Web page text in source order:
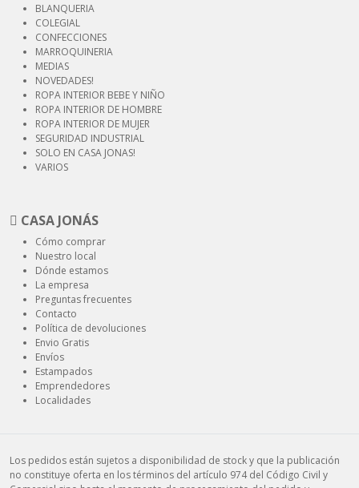
BLANQUERIA
COLEGIAL
CONFECCIONES
MARROQUINERIA
MEDIAS
NOVEDADES!
ROPA INTERIOR BEBE Y NIÑO
ROPA INTERIOR DE HOMBRE
ROPA INTERIOR DE MUJER
SEGURIDAD INDUSTRIAL
SOLO EN CASA JONAS!
VARIOS
CASA JONÁS
Cómo comprar
Nuestro local
Dónde estamos
La empresa
Preguntas frecuentes
Contacto
Política de devoluciones
Envio Gratis
Envíos
Estampados
Emprendedores
Localidades
Los pedidos están sujetos a disponibilidad de stock y que la publicación
no constituye oferta en los términos del artículo 974 del Código Civil y